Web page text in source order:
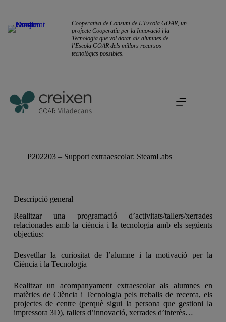
Cooperativa de Consum de L'Escola GOAR, un
projecte Cooperatiu per la Innovació i la
Tecnologia que vol dotar als alumnes de
l’Escola GOAR dels millors recursos
tecnològics possibles.
P202203 – Support extraaescolar: SteamLabs
Descripció general
Realitzar una programació d’activitats/tallers/xerrades
relacionades amb la ciència i la tecnologia amb els següents
objectius:
Desvetllar la curiositat de l’alumne i la motivació per la
Ciència i la Tecnologia
Realitzar un acompanyament extraescolar als alumnes en
matèries de Ciència i Tecnologia pels treballs de recerca, els
projectes de centre (perquè sigui la persona que gestioni la
impressora 3D), tallers d’innovació, xerrades d’interès…